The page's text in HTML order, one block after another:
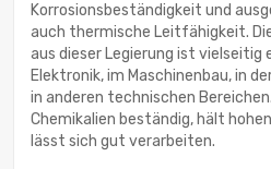
Korrosionsbeständigkeit und
auch thermische Leitfähigkeit.
aus dieser Legierung ist vielseitig
Elektronik, im Maschinenbau, in
in anderen technischen
Chemikalien beständig, hält
lässt sich gut verarbeiten.